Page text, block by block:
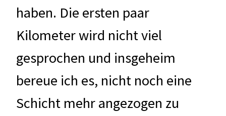
haben. Die ersten paar
Kilometer wird nicht viel
gesprochen und insgeheim
bereue ich es, nicht noch eine
Schicht mehr angezogen zu